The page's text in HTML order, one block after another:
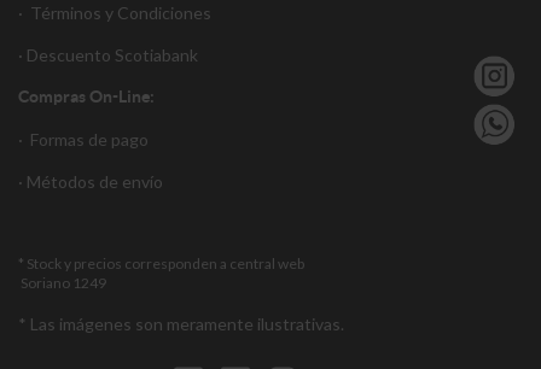
· Términos y Condiciones
· Descuento Scotiabank
Compras On-Line:
· Formas de pago
· Métodos de envío
* Stock y precios corresponden a central web
Soriano 1249
* Las imágenes son meramente ilustrativas.